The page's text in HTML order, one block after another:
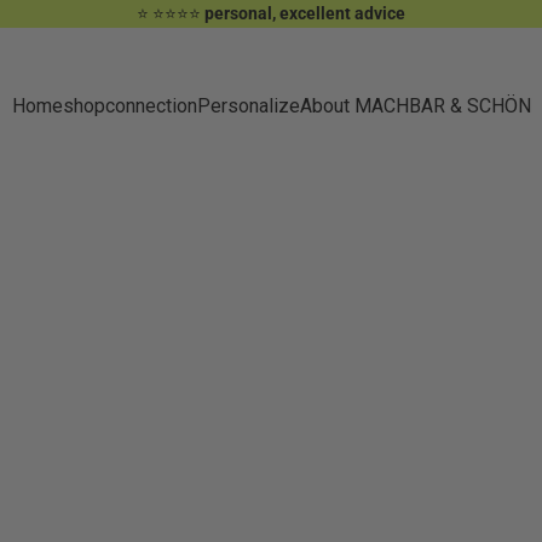
⭐️ ⭐️⭐️⭐️⭐️ personal, excellent advice
HomeshopconnectionPersonalizeAbout MACHBAR & SCHÖN